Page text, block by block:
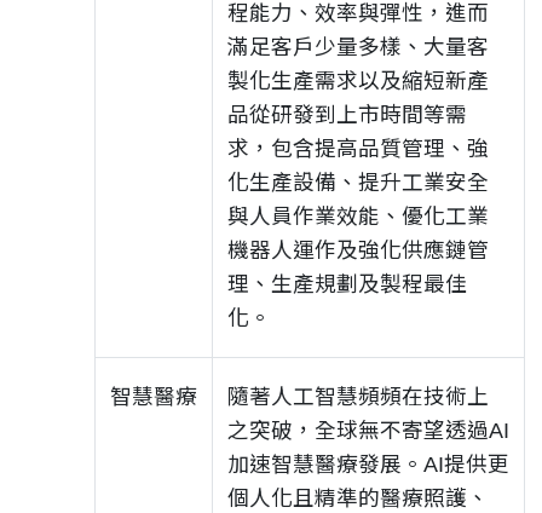
程能力、效率與彈性，進而
滿足客戶少量多樣、大量客
製化生產需求以及縮短新產
品從研發到上市時間等需
求，包含提高品質管理、強
化生產設備、提升工業安全
與人員作業效能、優化工業
機器人運作及強化供應鏈管
理、生產規劃及製程最佳
化。
智慧醫療
隨著人工智慧頻頻在技術上
之突破，全球無不寄望透過AI
加速智慧醫療發展。AI提供更
個人化且精準的醫療照護、